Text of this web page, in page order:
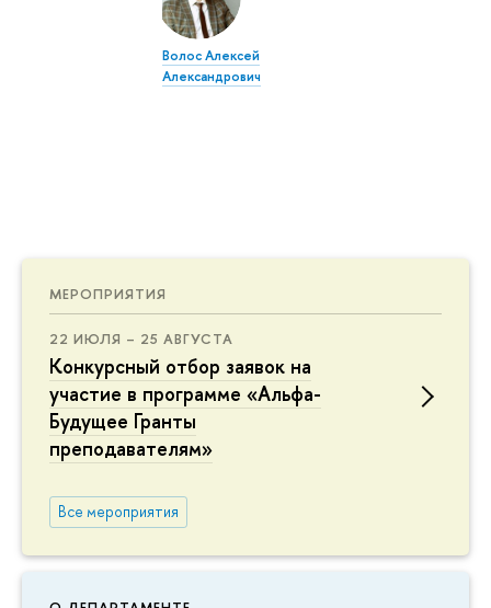
МЕРОПРИЯТИЯ
22 ИЮЛЯ – 25 АВГУСТА
Конкурсный отбор заявок на
участие в программе «Альфа-
Будущее Гранты
преподавателям»
Все мероприятия
Волос Алексей
Александрович